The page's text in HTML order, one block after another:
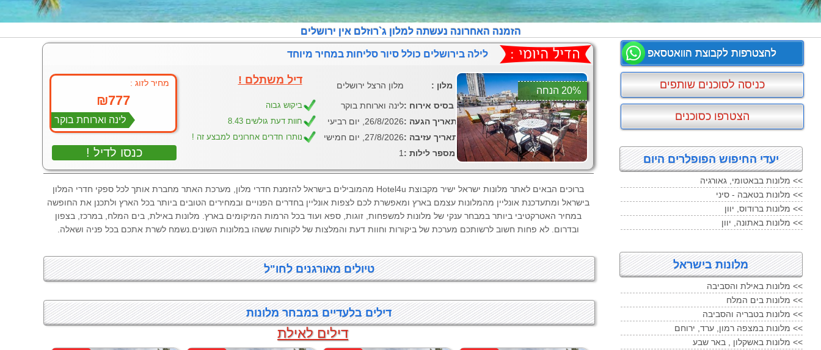
הזמנה האחרונה נעשתהלמלון ג`רוזלם אין ירושלים
לילה בירושלים כולל סיור סליחות במחיר מיוחד
: מחיר לזוג
₪777
לינה וארוחת בוקר
! כנסו לדיל
דיל משתלם ! מלון הרצל ירושלים : מלון
ביקוש גבוה לינה וארוחת בוקר : בסיס אירוח
חוות דעת גולשים 8.43 26/8/2026, יום רביעי : תאריך הגעה
נותרו חדרים אחרונים למבצע זה ! 27/8/2026, יום חמישי
: תאריך עזיבה
1
: מספר לילות
20% הנחה
ברוכים הבאים לאתר מלונות ישראל ישיר מקבוצת Hotel4u מהמובילים בישראל להזמנת חדרי מלון, מערכת האתר מחברת אותך לכל ספקי חדרי המלון
בישראל ומתעדכנת אונליין מהמלונות עצמם בארץ ומאפשרת לכם לצפות אונליין בחדרים הפנויים ובמחירים הטובים ביותר בכל הארץ ולתכנן את החופשה
במחיר האטרקטיבי ביותר במבחר ענקי של מלונות למשפחות, זוגות, ספא ועוד בכל הרמות המיקומים בארץ. מלונות באילת, בים המלח, במרכז, בצפון
ובדרום. לא פחות חשוב לרשותכם מערכת של ביקורות וחוות דעת והמלצות של לקוחות ששהו במלונות השונים.נשמח לשרת אתכם בכל פניה ושאלה.
טיולים מאורגנים לחו"ל
דילים בלעדיים במבחר מלונות
דילים לאילת
להצטרפות לקבוצת הוואטסאפ
כניסה לסוכנים שותפים
הצטרפו כסוכנים
יעדי החיפוש הפופלרים היום
מלונות בבאטומי, גאורגיה <<
מלונות בטאבה - סיני <<
מלונות ברודוס, יוון <<
מלונות באתונה, יוון <<
מלונות בישראל
מלונות באילת והסביבה <<
מלונות בים המלח <<
מלונות בטבריה והסביבה <<
מלונות במצפה רמון, ערד, ירוחם <<
מלונות באשקלון , באר שבע <<